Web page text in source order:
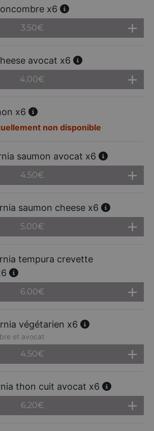
x6
3.50€
avocat x6
4.00€
x6
non disponible
saumon avocat x6
4.50€
saumon cheese x6
5.00€
tempura crevette
6.00€
végétarien x6
et avocat
4.50€
thon cuit avocat x6
6.20€